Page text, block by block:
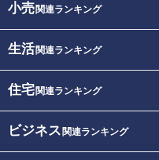
小売関連ランキング
生活関連ランキング
住宅関連ランキング
ビジネス 関連ランキング